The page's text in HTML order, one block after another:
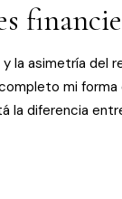
la asimetría del
mi forma
la diferencia